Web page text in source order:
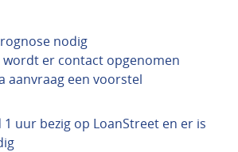
nodig
wordt er contact opgenomen
aanvraag een voorstel
1 uur bezig op LoanStreet en er is